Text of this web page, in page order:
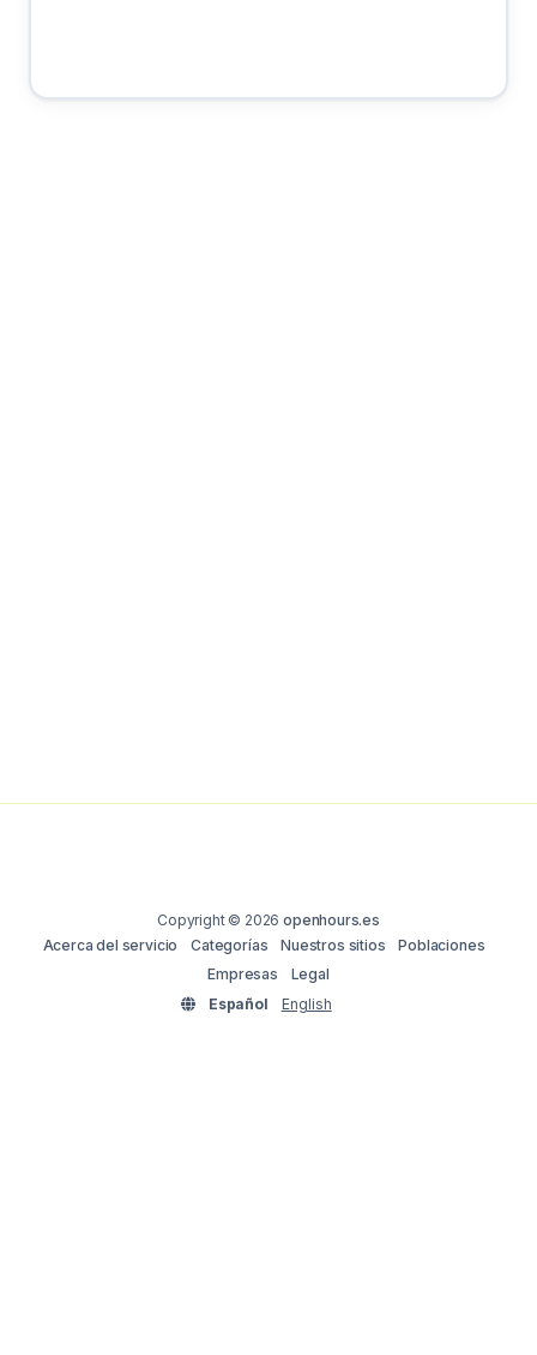
Copyright © 2026openhours.es
Acerca del servicio
Categorías Nuestros sitios
Poblaciones
Empresas
Legal
Español
English